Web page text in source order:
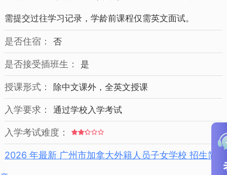
需提交过往学习记录，学龄前课程仅需英文面试。
是否住宿： 否
是否接受插班生： 是
授课形式： 除中文课外，全英文授课
入学要求： 通过学校入学考试
入学考试难度：
2026 年最新 广州市加拿大外籍人员子女学校 招生简